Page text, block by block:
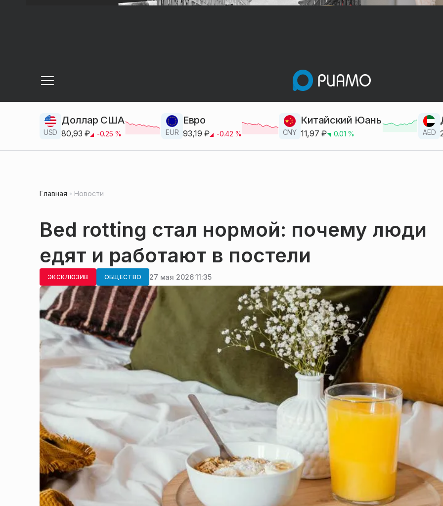
USD
Доллар США
80,93 ₽ -0.25 % EUR
Евро
93,19 ₽ -0.42 % CNY
Китайский Юань
11,97 ₽ 0.01 % AED
Главная Новости
Bed rotting стал нормой: почему люди
едят и работают в постели
ЭКСКЛЮЗИВ ОБЩЕСТВО 27 мая 2026 11:35